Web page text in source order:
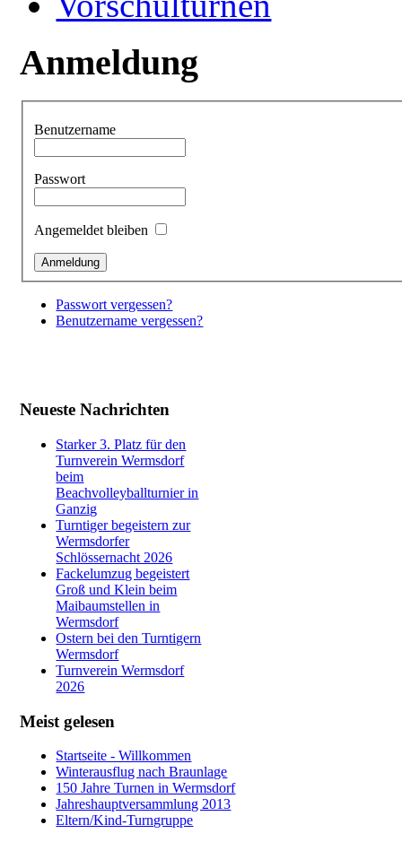
Anmeldung
Benutzername
Passwort
Angemeldet bleiben
Passwort vergessen?
Benutzername vergessen?
Neueste Nachrichten
Starker 3. Platz für den
Turnverein Wermsdorf
beim
Beachvolleyballturnier in
Ganzig
Turntiger begeistern zur
Wermsdorfer
Schlössernacht 2026
Fackelumzug begeistert
Groß und Klein beim
Maibaumstellen in
Wermsdorf
Ostern bei den Turntigern
Wermsdorf
Turnverein Wermsdorf
2026
Meist gelesen
Startseite - Willkommen
Winterausflug nach Braunlage
150 Jahre Turnen in Wermsdorf
Jahreshauptversammlung 2013
Eltern/Kind-Turngruppe